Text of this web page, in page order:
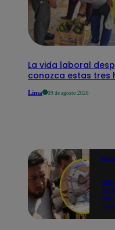
La vida laboral
conozca estas tres
Lima 09 de agosto 2026
Lima